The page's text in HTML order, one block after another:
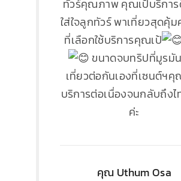
ทัวร์คุณภาพ คุณเป้บริกา
ใส่ใจลูกทัวร์ พาเที่ยวสุดคุ้ม
ที่เลือกใช้บริการคุณเป้
ขนาดจบทริปที่มูรมั
เที่ยวต่อกันเองที่เซนต์ฯคุ
บริการต่อเนื่องจนกลับถึงไ
ค่ะ
คุณ Uthum Osa